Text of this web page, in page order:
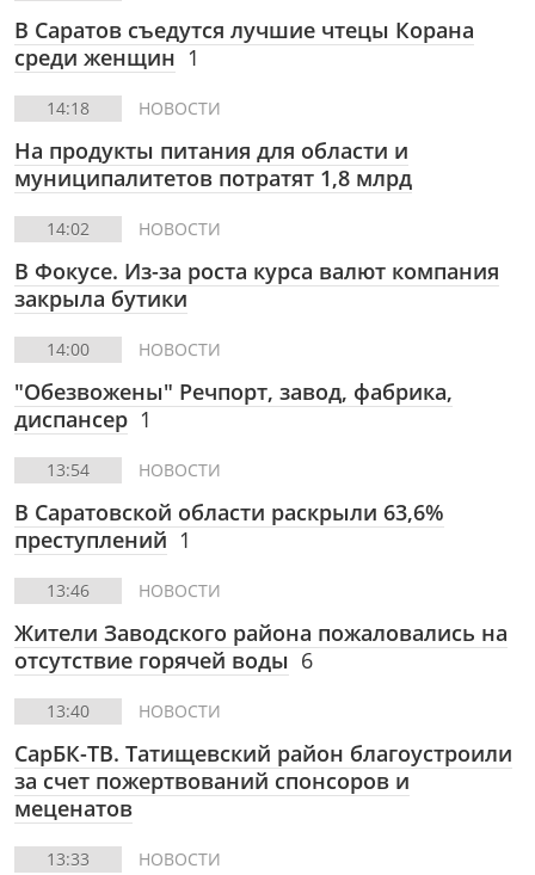
В Саратов съедутся лучшие чтецы Корана
среди женщин 1
14:18 НОВОСТИ
На продукты питания для области и
муниципалитетов потратят 1,8 млрд
14:02 НОВОСТИ
В Фокусе. Из-за роста курса валют компания
закрыла бутики
14:00 НОВОСТИ
"Обезвожены" Речпорт, завод, фабрика,
диспансер 1
13:54 НОВОСТИ
В Саратовской области раскрыли 63,6%
преступлений 1
13:46 НОВОСТИ
Жители Заводского района пожаловались на
отсутствие горячей воды 6
13:40 НОВОСТИ
СарБК-ТВ. Татищевский район благоустроили
за счет пожертвований спонсоров и
меценатов
13:33 НОВОСТИ